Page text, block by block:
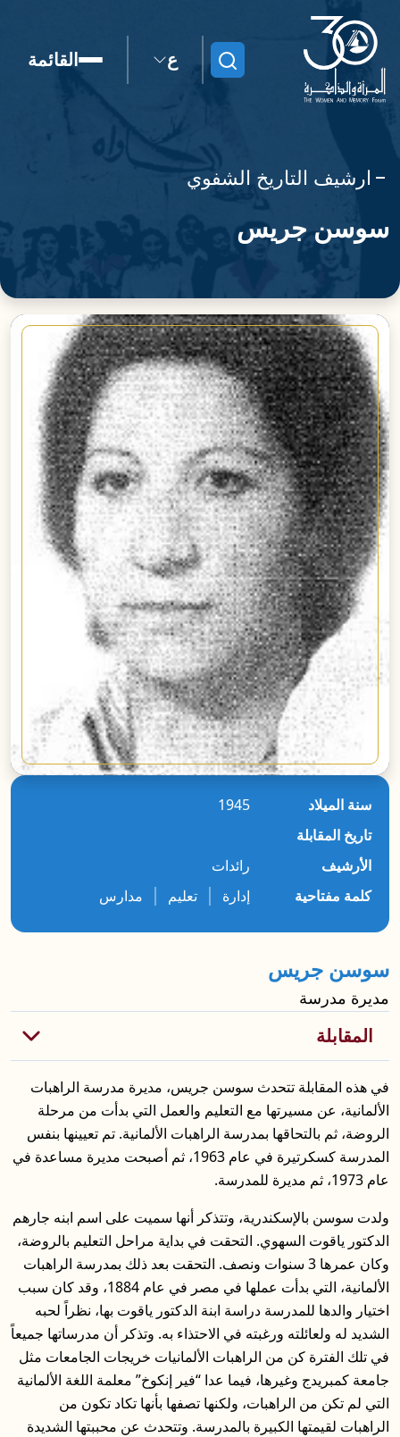
ابحث ع القائمة
ارشيف التاريخ الشفوي
سوسن جريس
سنة الميلاد
1945
تاريخ المقابلة
الأرشيف
رائدات
كلمة مفتاحية
إدارة | تعليم | مدارس
سوسن جريس
مديرة مدرسة
في هذه المقابلة تتحدث سوسن جريس، مديرة مدرسة الراهبات
الألمانية، عن مسيرتها مع التعليم والعمل التي بدأت من مرحلة
الروضة، ثم بالتحاقها بمدرسة الراهبات الألمانية. تم تعيينها بنفس
المدرسة كسكرتيرة في عام 1963، ثم أصبحت مديرة مساعدة في
عام 1973، ثم مديرة للمدرسة.
ولدت سوسن بالإسكندرية، وتتذكر أنها سميت على اسم ابنه جارهم
الدكتور ياقوت السهوي. التحقت في بداية مراحل التعليم بالروضة،
وكان عمرها 3 سنوات ونصف. التحقت بعد ذلك بمدرسة الراهبات
الألمانية، التي بدأت عملها في مصر في عام 1884، وقد كان سبب
اختيار والدها للمدرسة دراسة ابنة الدكتور ياقوت بها، نظراً لحبه
الشديد له ولعائلته ورغبته في الاحتذاء به. وتذكر أن مدرساتها جميعاً
في تلك الفترة كن من الراهبات الألمانيات خريجات الجامعات مثل
جامعة كمبريدج وغيرها، فيما عدا “فير إنكوخ” معلمة اللغة الألمانية
التي لم تكن من الراهبات، ولكنها تصفها بأنها تكاد تكون من
الراهبات لقيمتها الكبيرة بالمدرسة. وتتحدث عن محببتها الشديدة